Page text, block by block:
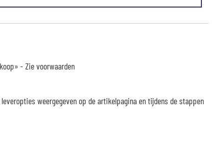
- Zie voorwaarden
weergegeven op de artikelpagina en tijdens de stappen